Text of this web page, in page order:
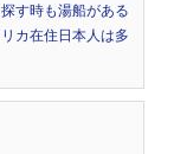
す時も湯船がある
カ在住日本人は多